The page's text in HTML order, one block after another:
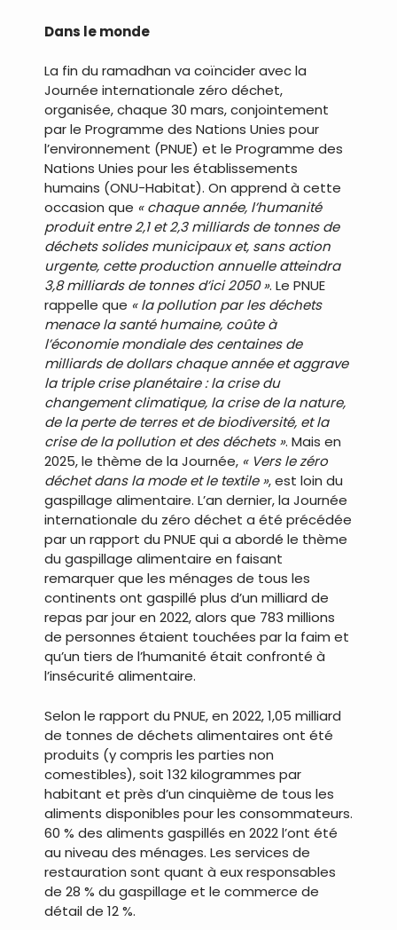
Dans le monde
La fin du ramadhan va coïncider avec la
Journée internationale zéro déchet,
organisée, chaque 30 mars, conjointement
par le Programme des Nations Unies pour
l’environnement (PNUE) et le Programme des
Nations Unies pour les établissements
humains (ONU-Habitat). On apprend à cette
occasion que « chaque année, l’humanité
produit entre 2,1 et 2,3 milliards de tonnes de
déchets solides municipaux et, sans action
urgente, cette production annuelle atteindra
3,8 milliards de tonnes d’ici 2050 ». Le PNUE
rappelle que « la pollution par les déchets
menace la santé humaine, coûte à
l’économie mondiale des centaines de
milliards de dollars chaque année et aggrave
la triple crise planétaire : la crise du
changement climatique, la crise de la nature,
de la perte de terres et de biodiversité, et la
crise de la pollution et des déchets ». Mais en
2025, le thème de la Journée, « Vers le zéro
déchet dans la mode et le textile », est loin du
gaspillage alimentaire. L’an dernier, la Journée
internationale du zéro déchet a été précédée
par un rapport du PNUE qui a abordé le thème
du gaspillage alimentaire en faisant
remarquer que les ménages de tous les
continents ont gaspillé plus d’un milliard de
repas par jour en 2022, alors que 783 millions
de personnes étaient touchées par la faim et
qu’un tiers de l’humanité était confronté à
l’insécurité alimentaire.
Selon le rapport du PNUE, en 2022, 1,05 milliard
de tonnes de déchets alimentaires ont été
produits (y compris les parties non
comestibles), soit 132 kilogrammes par
habitant et près d’un cinquième de tous les
aliments disponibles pour les consommateurs.
60 % des aliments gaspillés en 2022 l’ont été
au niveau des ménages. Les services de
restauration sont quant à eux responsables
de 28 % du gaspillage et le commerce de
détail de 12 %.